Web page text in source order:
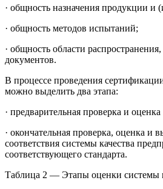
· общность назначения продукции и
· общность методов испытаний;
· общность области
документов.
В процессе проведения
можно выделить два этапа:
· предварительная проверка и
· окончательная проверка, оценка и
соответствия системы качества
соответствующего стандарта.
Таблица 2 — Этапы оценки системы